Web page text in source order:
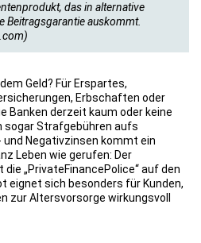
das in alternative
Beitragsgarantie auskommt.
Geld? Für Erspartes,
Erbschaften oder
Banken derzeit kaum oder keine
sogar Strafgebühren aufs
und Negativzinsen kommt ein
Leben wie gerufen: Der
„PrivateFinancePolice“ auf den
eignet sich besonders für Kunden,
zur Altersvorsorge wirkungsvoll